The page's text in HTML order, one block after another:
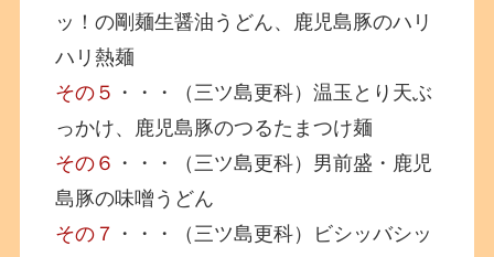
ッ！の剛麺生醤油うどん、鹿児島豚のハリ
ハリ熱麺
その５ ・・・（三ツ島更科）温玉とり天ぶ
っかけ、鹿児島豚のつるたまつけ麺
その６ ・・・（三ツ島更科）男前盛・鹿児
島豚の味噌うどん
その７ ・・・（三ツ島更科）ビシッバシッ